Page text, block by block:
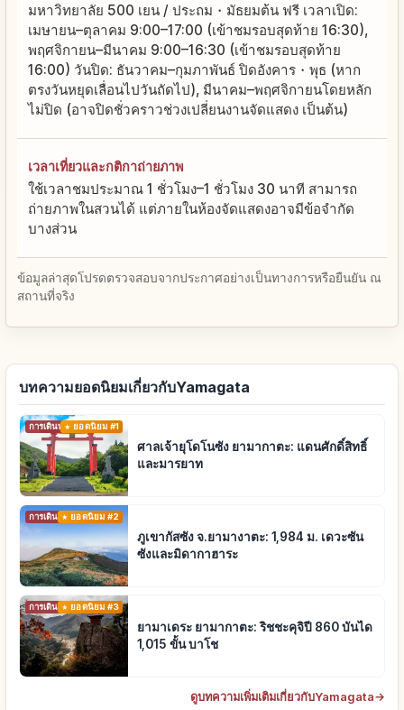
มหาวิทยาลัย 500 เยน / ประถม・มัธยมต้น ฟรี เวลาเปิด:
เมษายน–ตุลาคม 9:00–17:00 (เข้าชมรอบสุดท้าย 16:30),
พฤศจิกายน–มีนาคม 9:00–16:30 (เข้าชมรอบสุดท้าย
16:00) วันปิด: ธันวาคม–กุมภาพันธ์ ปิดอังคาร・พุธ (หาก
ตรงวันหยุดเลื่อนไปวันถัดไป), มีนาคม–พฤศจิกายนโดยหลัก
ไม่ปิด (อาจปิดชั่วคราวช่วงเปลี่ยนงานจัดแสดง เป็นต้น)
เวลาเที่ยวและกติกาถ่ายภาพ
ใช้เวลาชมประมาณ 1 ชั่วโมง–1 ชั่วโมง 30 นาที สามารถ
ถ่ายภาพในสวนได้ แต่ภายในห้องจัดแสดงอาจมีข้อจำกัด
บางส่วน
ข้อมูลล่าสุดโปรดตรวจสอบจากประกาศอย่างเป็นทางการหรือยืนยัน ณ
สถานที่จริง
บทความยอดนิยมเกี่ยวกับYamagata
การเดินทาง ยอดนิยม #1
ศาลเจ้ายุโดโนซัง ยามากาตะ: แดนศักดิ์สิทธิ์
และมารยาท
การเดินทางยอดนิยม #2
ภูเขากัสซัง จ.ยามางาตะ: 1,984 ม. เดวะซัน
ซังและมิดากาฮาระ
การเดินทางยอดนิยม #3
ยามาเดระ ยามากาตะ: ริชชะคุจิปี 860 บันได
1,015 ขั้น บาโช
ดูบทความเพิ่มเติมเกี่ยวกับYamagata→